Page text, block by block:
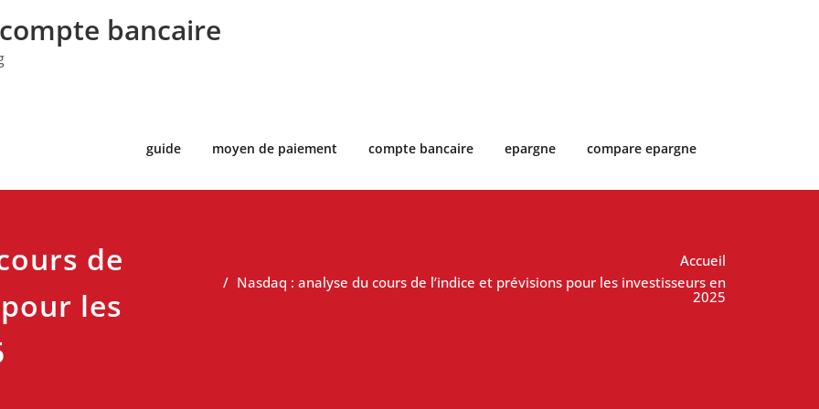
bancaire
guide moyen de paiement compte bancaire epargne compare epargne
de
les
Accueil
Nasdaq : analyse du cours de l’indice et prévisions pour les investisseurs en
2025